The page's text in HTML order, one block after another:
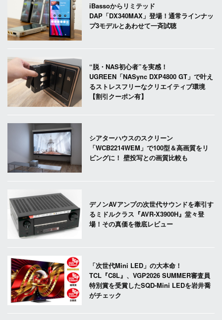
iBassoからリミテッド
DAP「DX340MAX」登場！通常ラインナッ
プ3モデルとあわせて一斉試聴
“脱・NAS初心者”を実感！
UGREEN「NASync DXP4800 GT」で叶え
るストレスフリーなクリエイティブ環境
【割引クーポン有】
シアターハウスのスクリーン
「WCB2214WEM」で100型＆高画質をリ
ビングに！ 壁投写との画質比較も
デノンAVアンプの次世代サウンドを牽引す
るミドルクラス『AVR-X3900H』堂々登
場！その真価を徹底レビュー
「次世代Mini LED」の大本命！
TCL『C8L』、VGP2026 SUMMER審査員
特別賞を受賞したSQD-Mini LEDを岩井喬
がチェック